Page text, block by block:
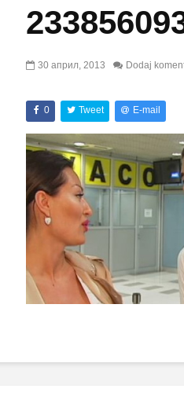
30 април, 2013 Dodaj
0 Tweet E-mail